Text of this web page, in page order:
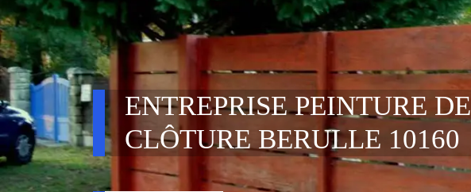
ENTREPRISE PEINTURE DE
CLÔTURE BERULLE 10160